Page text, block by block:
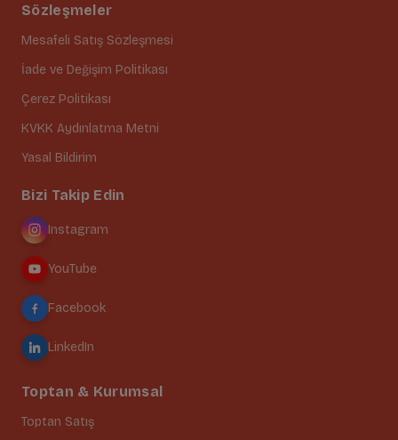
Sözleşmeler
Mesafeli Satış Sözleşmesi
İade ve Değişim Politikası
Çerez Politikası
KVKK Aydınlatma Metni
Yasal Bildirim
Bizi Takip Edin
Instagram
YouTube
Facebook
LinkedIn
Toptan & Kurumsal
Toptan Satış